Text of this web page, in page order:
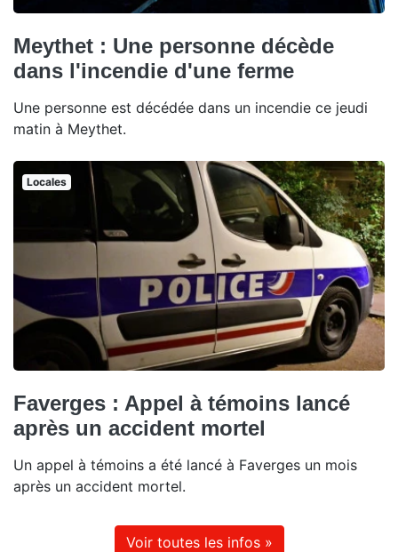
Meythet : Une personne décède
dans l'incendie d'une ferme
Une personne est décédée dans un incendie ce jeudi
matin à Meythet.
Locales
Faverges : Appel à témoins lancé
après un accident mortel
Un appel à témoins a été lancé à Faverges un mois
après un accident mortel.
Voir toutes les infos »